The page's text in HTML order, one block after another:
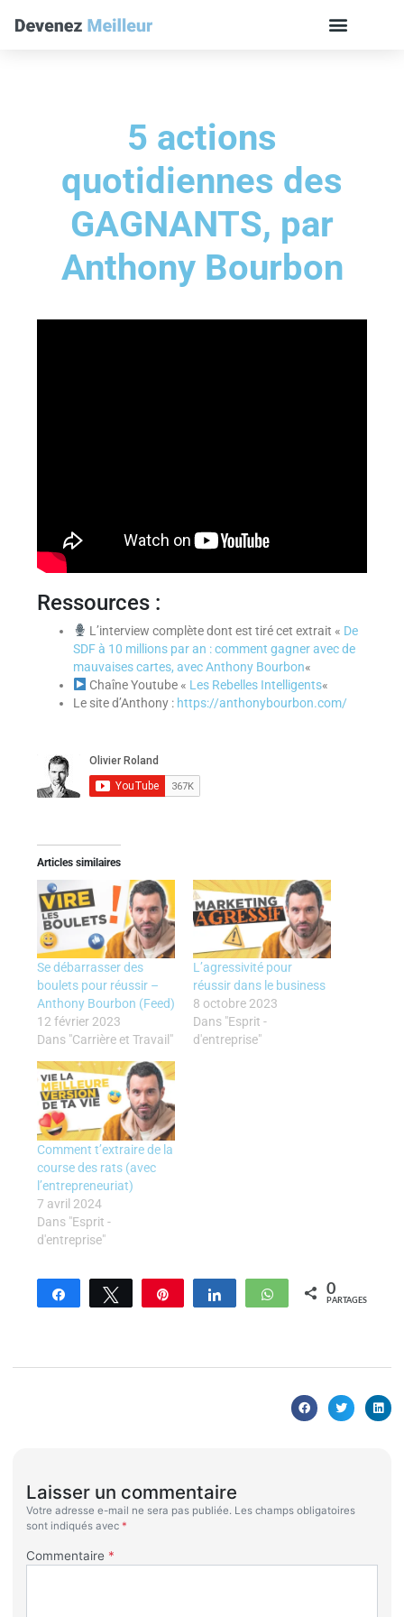
5 actions
quotidiennes des
GAGNANTS, par
Anthony Bourbon
Ressources :
L’interview complète dont est tiré cet extrait « De
SDF à 10 millions par an : comment gagner avec de
mauvaises cartes, avec Anthony Bourbon«
Chaîne Youtube « Les Rebelles Intelligents«
Le site d’Anthony : https://anthonybourbon.com/
Articles similaires
Se débarrasser des
boulets pour réussir –
Anthony Bourbon (Feed)
12 février 2023
Dans "Carrière et Travail"
L’agressivité pour
réussir dans le business
8 octobre 2023
Dans "Esprit -
d'entreprise"
Comment t’extraire de la
course des rats (avec
l’entrepreneuriat)
7 avril 2024
Dans "Esprit -
d'entreprise"
Partagez Tweetez Enregistrer Partagez WhatsApp
0
PARTAGES
Laisser un commentaire
Votre adresse e-mail ne sera pas publiée. Les champs obligatoires
sont indiqués avec *
Commentaire *